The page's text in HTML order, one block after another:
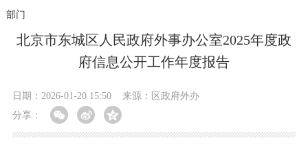
部门
北京市东城区人民政府外事办公室2025年度政
府信息公开工作年度报告
日期：2026-01-20 15:50
来源：区政府外办
分享：